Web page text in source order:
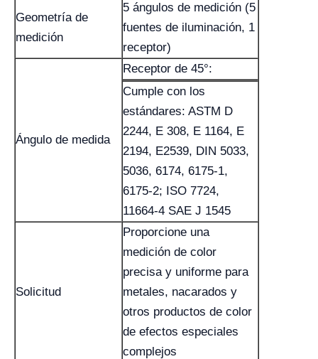
Geometría de
medición
5 ángulos de medición (5
fuentes de iluminación, 1
receptor)
Ángulo de medida
Receptor de 45°:
Cumple con los
estándares: ASTM D
2244, E 308, E 1164, E
2194, E2539, DIN 5033,
5036, 6174, 6175-1,
6175-2; ISO 7724,
11664-4 SAE J 1545
Solicitud
Proporcione una
medición de color
precisa y uniforme para
metales, nacarados y
otros productos de color
de efectos especiales
complejos